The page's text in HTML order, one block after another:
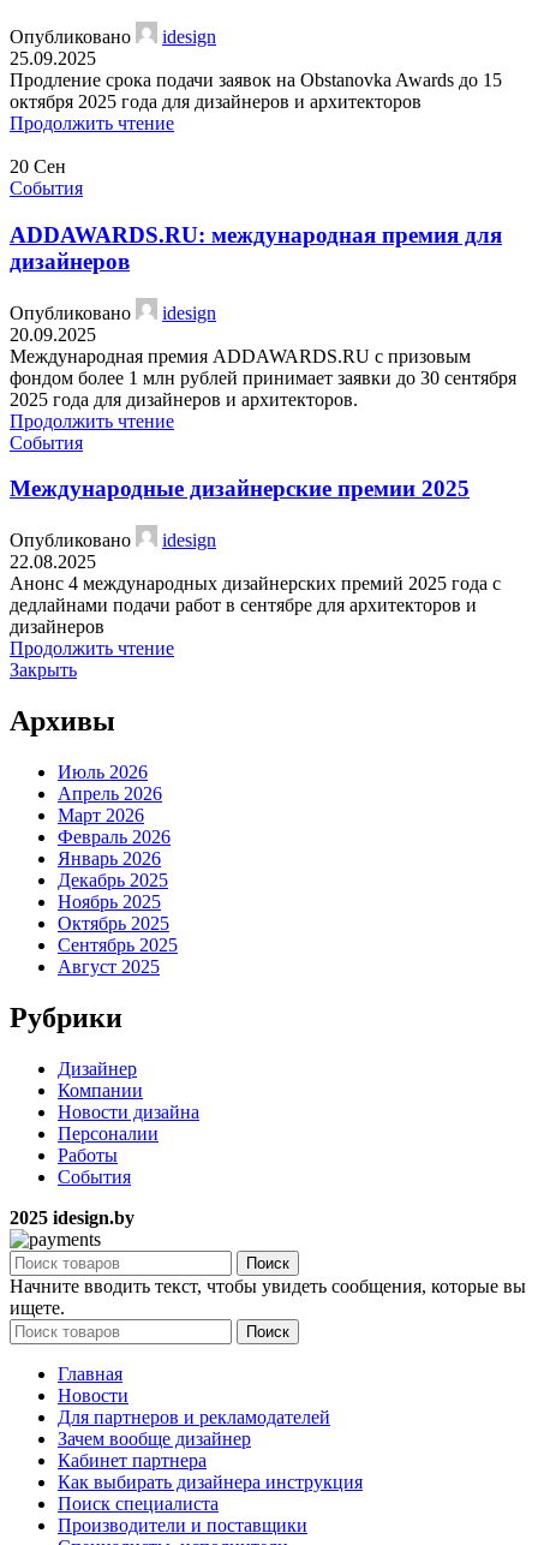
Опубликовано
idesign
25.09.2025
Продление срока подачи заявок на Obstanovka Awards до 15
октября 2025 года для дизайнеров и архитекторов
Продолжить чтение
20 Сен
События
ADDAWARDS.RU: международная премия для
дизайнеров
Опубликовано
idesign
20.09.2025
Международная премия ADDAWARDS.RU с призовым
фондом более 1 млн рублей принимает заявки до 30 сентября
2025 года для дизайнеров и архитекторов.
Продолжить чтение
События
Международные дизайнерские премии 2025
Опубликовано
idesign
22.08.2025
Анонс 4 международных дизайнерских премий 2025 года с
дедлайнами подачи работ в сентябре для архитекторов и
дизайнеров
Продолжить чтение
Закрыть
Архивы
Июль 2026
Апрель 2026
Март 2026
Февраль 2026
Январь 2026
Декабрь 2025
Ноябрь 2025
Октябрь 2025
Сентябрь 2025
Август 2025
Рубрики
Дизайнер
Компании
Новости дизайна
Персоналии
Работы
События
2025 idesign.by
Поиск
Начните вводить текст, чтобы увидеть сообщения, которые вы
ищете.
Поиск
Главная
Новости
Для партнеров и рекламодателей
Зачем вообще дизайнер
Кабинет партнера
Как выбирать дизайнера инструкция
Поиск специалиста
Производители и поставщики